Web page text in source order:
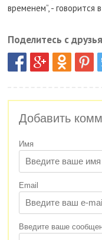
временем”, - говорится
Поделитесь с
Добавить
Имя
Email
Введите ваше